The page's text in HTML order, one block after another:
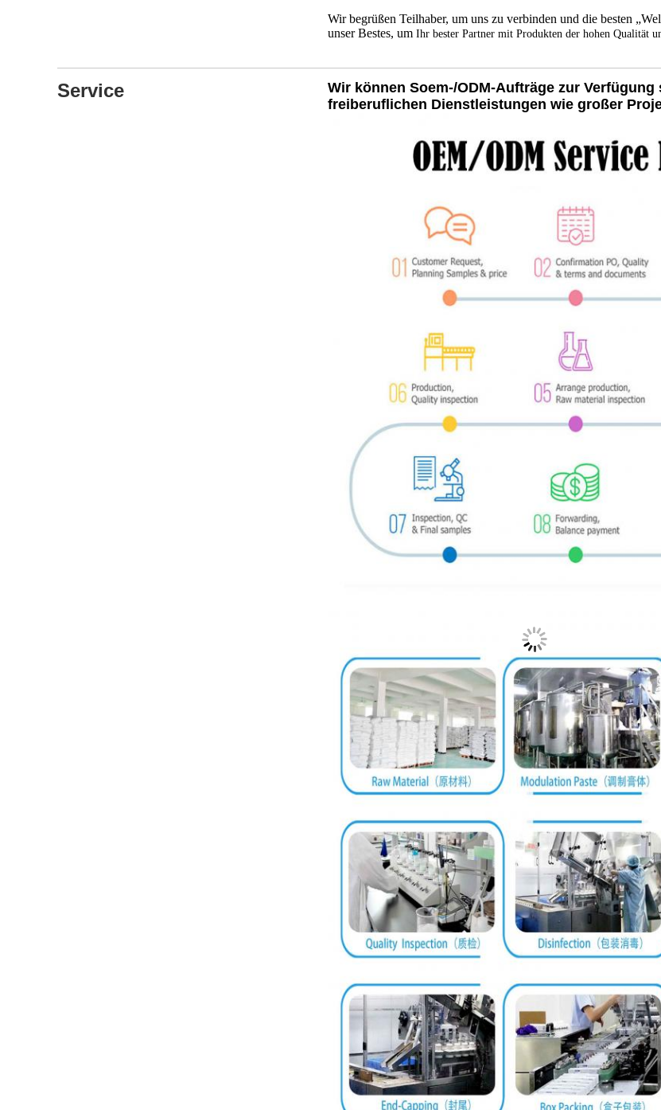
Wir begrüßen Teilhaber, um uns zu verbinden und die besten
unser Bestes, um Ihr bester Partner mit Produkten der hohen Qualität
Service
Wir können Soem-/ODM-Aufträge zur
freiberuflichen Dienstleistungen wie großer